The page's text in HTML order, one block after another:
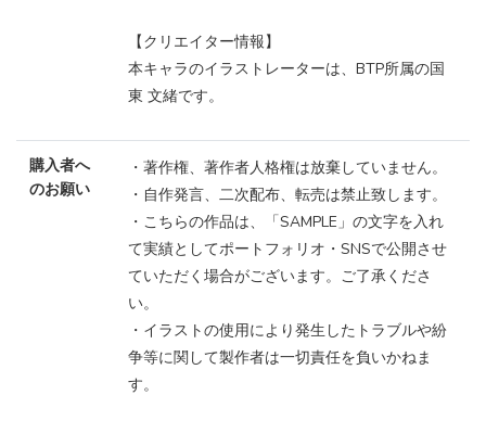
【クリエイター情報】
本キャラのイラストレーターは、BTP所属の国
東 文緒です。
購入者へ
のお願い
・著作権、著作者人格権は放棄していません。
・自作発言、二次配布、転売は禁止致します。
・こちらの作品は、「SAMPLE」の文字を入れ
て実績としてポートフォリオ・SNSで公開させ
ていただく場合がございます。ご了承くださ
い。
・イラストの使用により発生したトラブルや紛
争等に関して製作者は一切責任を負いかねま
す。